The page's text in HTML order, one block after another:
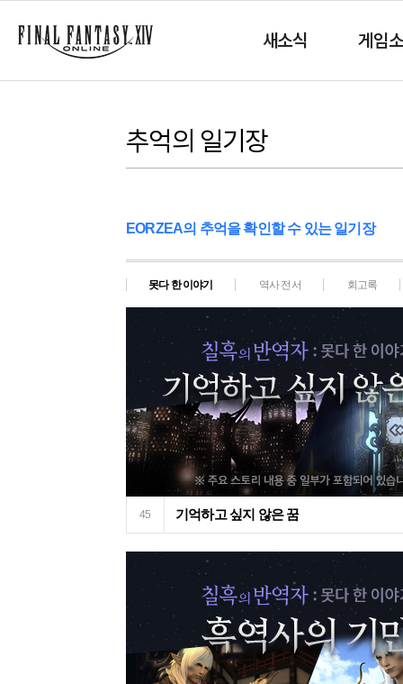
새소식 게임
추억의 일기장
EORZEA의 추억을 확인할 수 있는 일기장
못다 한 이야기 역사 전서 회고록
45 기억하고 싶지 않은 꿈